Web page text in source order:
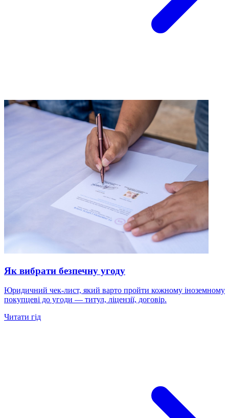
Як вибрати безпечну угоду
Юридичний чек-лист, який варто пройти кожному іноземному
покупцеві до угоди — титул, ліцензії, договір.
Читати гід